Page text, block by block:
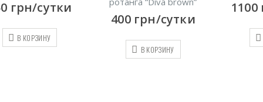
грн/сутки
В КОРЗИНУ
1100грн/сутки
В КОРЗИНУ
850